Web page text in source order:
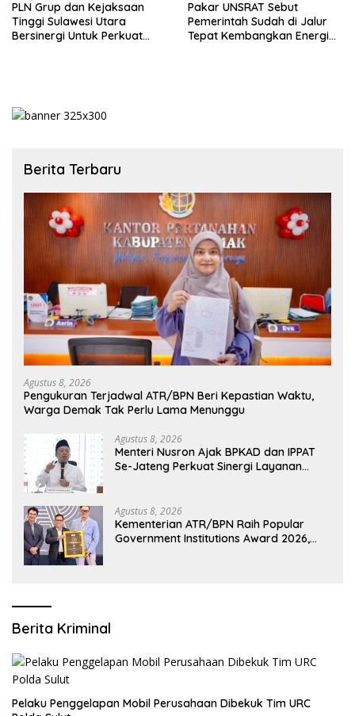
PLN Grup dan Kejaksaan
Tinggi Sulawesi Utara
Bersinergi Untuk Perkuat
Pakar UNSRAT Sebut
Pemerintah Sudah di Jalur
Tepat Kembangkan Energi
Berita Terbaru
Agustus 8, 2026
Pengukuran Terjadwal ATR/BPN Beri Kepastian Waktu,
Warga Demak Tak Perlu Lama Menunggu
Agustus 8, 2026
Menteri Nusron Ajak BPKAD dan IPPAT
Se-Jateng Perkuat Sinergi Layanan
Agustus 8, 2026
Kementerian ATR/BPN Raih Popular
Government Institutions Award 2026,
Berita Kriminal
​Pelaku Penggelapan Mobil Perusahaan Dibekuk Tim URC